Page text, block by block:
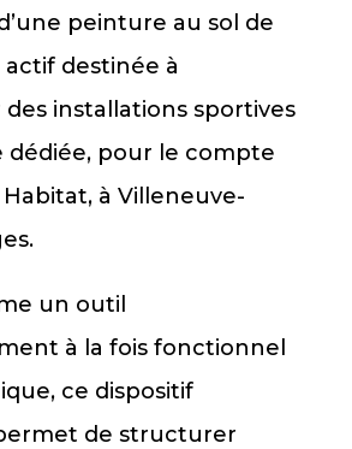
peinture au sol de
destinée à
des installations sportives
dédiée, pour le compte
à Villeneuve-
un outil
à la fois fonctionnel
ce dispositif
de structurer